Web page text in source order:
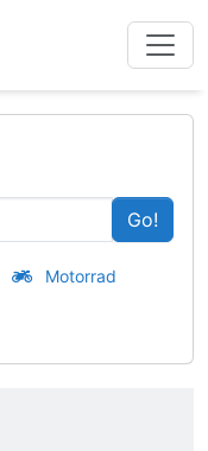
Go!
Motorrad